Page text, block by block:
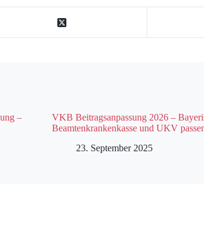
–
VKB Beitragsanpassung 2026 –
Beamtenkrankenkasse und UKV
23. September 2025